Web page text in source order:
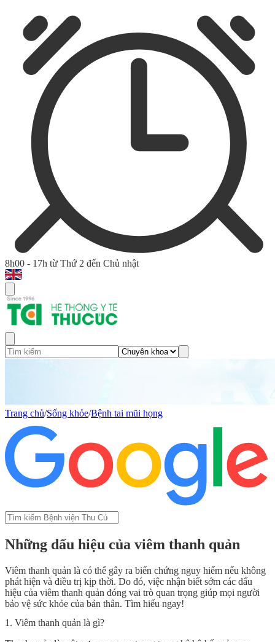
8h00 - 17h từ Thứ 2 đến Chủ nhật
Trang chủ/Sống khỏe/Bệnh tai mũi họng
Những dấu hiệu của viêm thanh quản
Viêm thanh quản là có thể gây ra biến chứng nguy hiểm nếu không
phát hiện và điều trị kịp thời. Do đó, việc nhận biết sớm các dấu
hiệu của viêm thanh quản đóng vai trò quan trọng giúp mọi người
bảo vệ sức khỏe của bản thân. Tìm hiểu ngay!
1. Viêm thanh quản là gì?